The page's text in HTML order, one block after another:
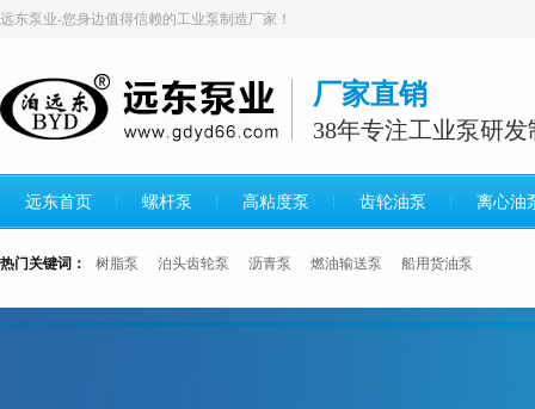
远东泵业-您身边值得信赖的工业泵制造厂家！
厂家直销
38年专注工业泵研发
远东首页 螺杆泵 高粘度泵 齿轮油泵 离心油
热门关键词： 树脂泵 泊头齿轮泵 沥青泵 燃油输送泵 船用货油泵